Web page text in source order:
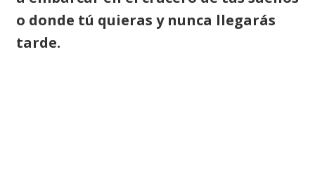
o donde tú quieras y nunca llegarás
tarde.